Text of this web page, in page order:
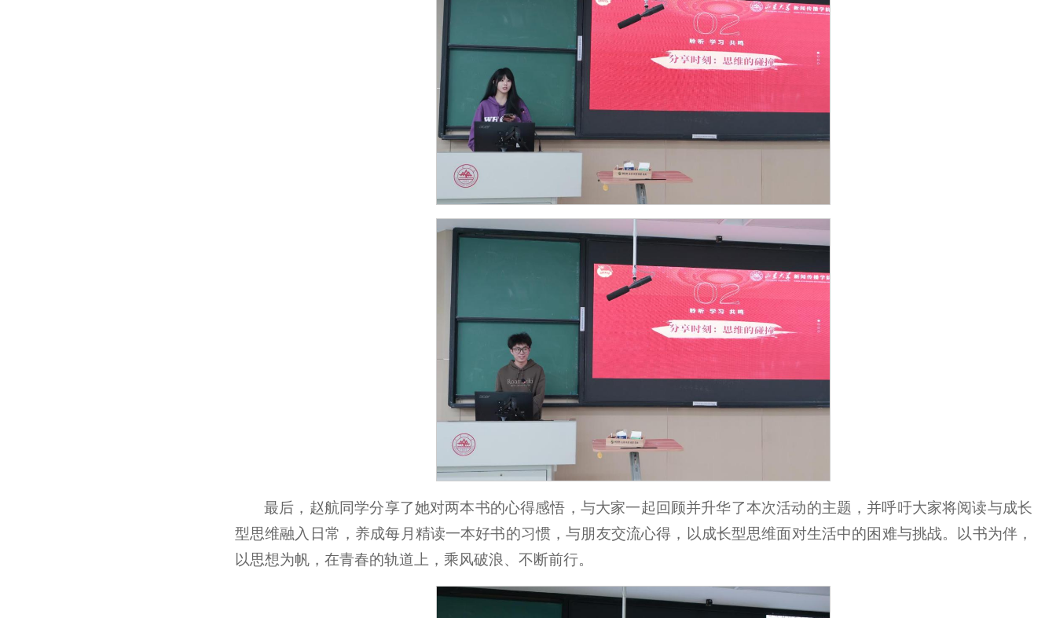
最后，赵航同学分享了她对两本书的心得感悟，与大家一起回顾并升华了本次活动的主题，并呼吁大家将阅读与成长
型思维融入日常，养成每月精读一本好书的习惯，与朋友交流心得，以成长型思维面对生活中的困难与挑战。以书为伴，
以思想为帆，在青春的轨道上，乘风破浪、不断前行。